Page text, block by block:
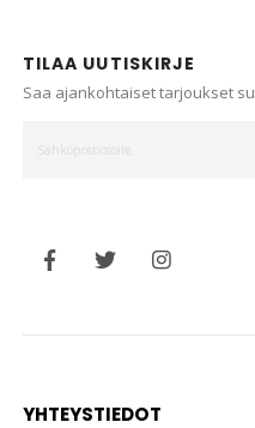
TILAA UUTISKIRJE
Saa ajankohtaiset tarjoukset
YHTEYSTIEDOT